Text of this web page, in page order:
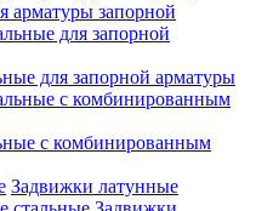
арматуры запорной
для запорной арматуры
с комбинированным
Задвижки латунные